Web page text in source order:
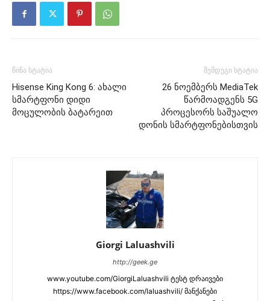
წინა სტატია
Hisense King Kong 6: ახალი
სმარტფონი დიდი
მოცულობის ბატარეით
შემდეგი სტატია
26 ნოემბერს MediaTek
წარმოადგენს 5G
პროცესორს საშუალო
დონის სმარტფონებისთვის
Giorgi Laluashvili
http://geek.ge
www.youtube.com/GiorgiLaluashvili ტესტ დრაივები
https://www.facebook.com/laluashvili/ მანქანები